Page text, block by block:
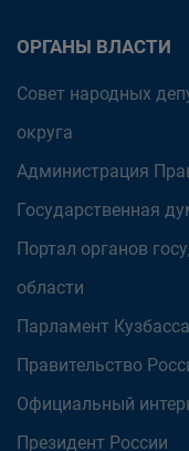
ОРГАНЫ ВЛАСТИ
Совет народных
округа
Администрация
Государственная
Портал органов
области
Парламент Кузбасса
Правительство
Официальный
Президент России